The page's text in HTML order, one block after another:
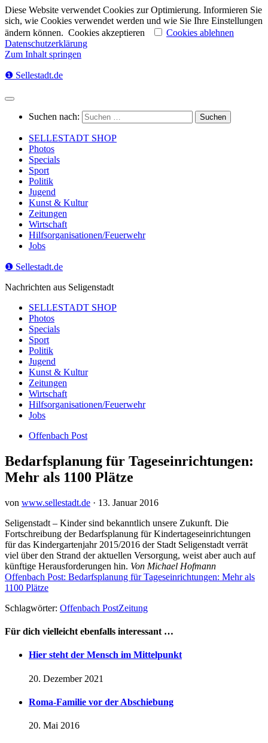
Diese Website verwendet Cookies zur Optimierung. Informieren Sie
sich, wie Cookies verwendet werden und wie Sie Ihre Einstellungen
ändern können. Cookies akzeptieren
Cookies ablehnen
Datenschutzerklärung
Zum Inhalt springen
❶ Sellestadt.de
Suchen nach:
SELLESTADT SHOP
Photos
Specials
Sport
Politik
Jugend
Kunst & Kultur
Zeitungen
Wirtschaft
Hilfsorganisationen/Feuerwehr
Jobs
❶ Sellestadt.de
Nachrichten aus Seligenstadt
SELLESTADT SHOP
Photos
Specials
Sport
Politik
Jugend
Kunst & Kultur
Zeitungen
Wirtschaft
Hilfsorganisationen/Feuerwehr
Jobs
Offenbach Post
Bedarfsplanung für Tageseinrichtungen:
Mehr als 1100 Plätze
von www.sellestadt.de · 13. Januar 2016
Seligenstadt – Kinder sind bekanntlich unsere Zukunft. Die
Fortschreibung der Bedarfsplanung für Kindertageseinrichtungen
für das Kindergartenjahr 2015/2016 der Stadt Seligenstadt verrät
viel über den Strand der aktuellen Versorgung, weist aber auch auf
künftige Herausforderungen hin. Von Michael Hofmann
Offenbach Post: Bedarfsplanung für Tageseinrichtungen: Mehr als
1100 Plätze
Schlagwörter: Offenbach PostZeitung
Für dich vielleicht ebenfalls interessant …
Hier steht der Mensch im Mittelpunkt
20. Dezember 2021
Roma-Familie vor der Abschiebung
20. Mai 2016